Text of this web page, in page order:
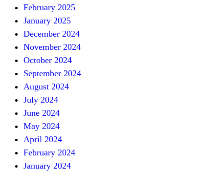
February 2025
January 2025
December 2024
November 2024
October 2024
September 2024
August 2024
July 2024
June 2024
May 2024
April 2024
February 2024
January 2024